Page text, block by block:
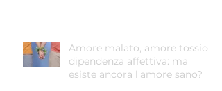
Amore malato, amore tossico,
dipendenza affettiva: ma
esiste ancora l'amore sano?